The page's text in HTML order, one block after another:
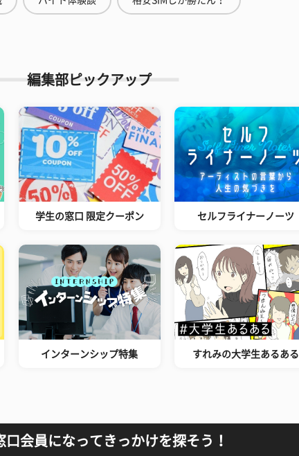
編集部ピックアップ
学生の窓口 限定クーポン セルフライナーノーツ
インターンシップ特集 すれみの大学生あるある
口会員になってきっかけを探そう！